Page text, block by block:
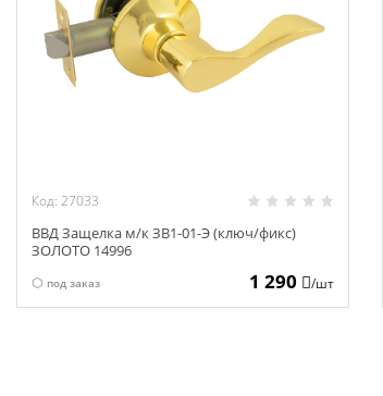
Код: 27033
ВВД Защелка м/к ЗВ1-01-Э (ключ/фикс)
ЗОЛОТО 14996
под заказ 1 290 /шт